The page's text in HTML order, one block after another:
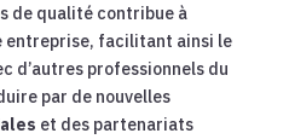
de qualité contribue à
entreprise, facilitant ainsi le
d’autres professionnels du
par de nouvelles
et des partenariats